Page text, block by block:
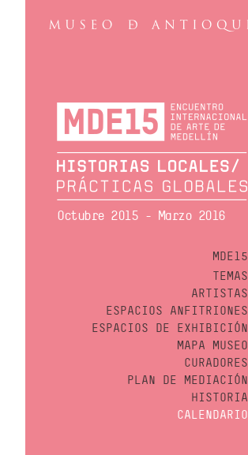
Octubre 2015 - Marzo 2016
MDE15
TEMAS
ARTISTAS
ESPACIOS ANFITRIONES
ESPACIOS DE EXHIBICIÓN
MAPA MUSEO
CURADORES
PLAN DE MEDIACIÓN
HISTORIA
CALENDARIO